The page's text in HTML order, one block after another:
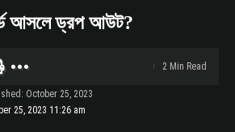
আসলে ড্রপ আউট?
25, 2023 11:26 am
October 25, 2023
2 Min Read